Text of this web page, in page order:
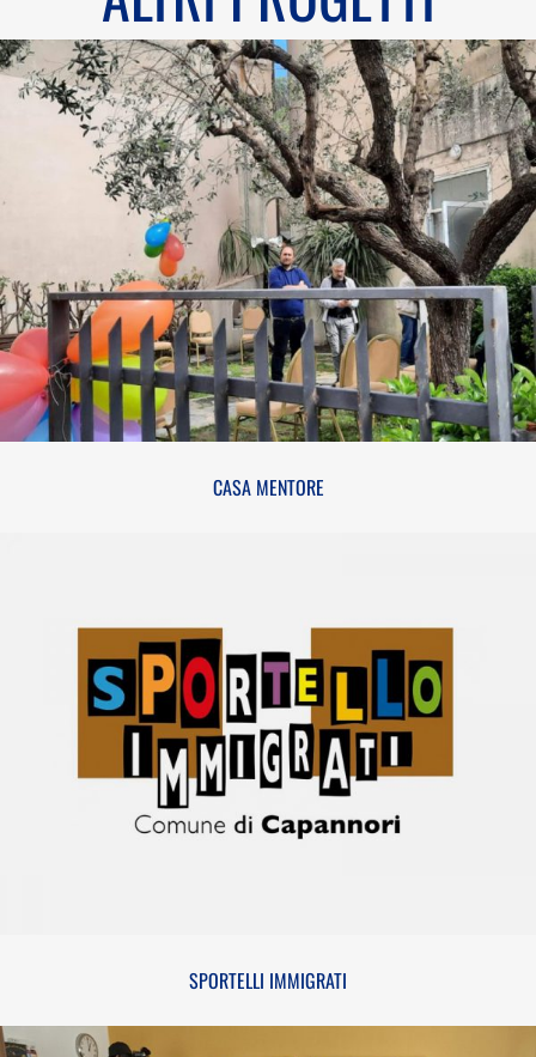
CASA MENTORE
CASA MENTORE
SPORTELLI IMMIGRATI
SPORTELLI IMMIGRATI